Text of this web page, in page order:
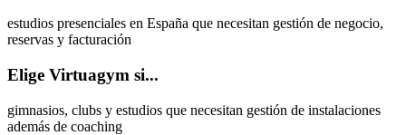
estudios presenciales en España que necesitan gestión de negocio,
reservas y facturación
Elige Virtuagym si...
gimnasios, clubs y estudios que necesitan gestión de instalaciones
además de coaching